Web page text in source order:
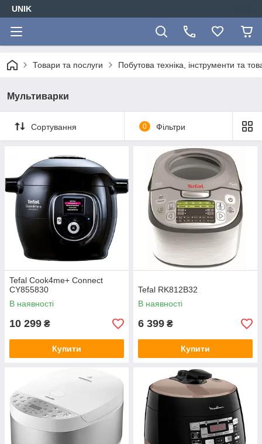
UNIK
Товари та послуги Побутова техніка, інструменти та
Мультиварки
Сортування 0 Фільтри
Tefal Cook4me+ Connect
CY855830
В наявності
10 299 ₴
Купити
Tefal RK812B32
В наявності
6 399 ₴
Купити